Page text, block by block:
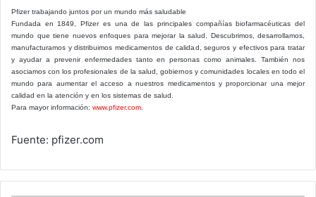
Pfizer trabajando juntos por un mundo más saludable
Fundada en 1849, Pfizer es una de las principales compañías biofarmacéuticas del
mundo que tiene nuevos enfoques para mejorar la salud. Descubrimos, desarrollamos,
manufacturamos y distribuimos medicamentos de calidad, seguros y efectivos para tratar
y ayudar a prevenir enfermedades tanto en personas como animales. También nos
asociamos con los profesionales de la salud, gobiernos y comunidades locales en todo el
mundo para aumentar el acceso a nuestros medicamentos y proporcionar una mejor
calidad en la atención y en los sistemas de salud.
Para mayor información: www.pfizer.com
Fuente: pfizer.com